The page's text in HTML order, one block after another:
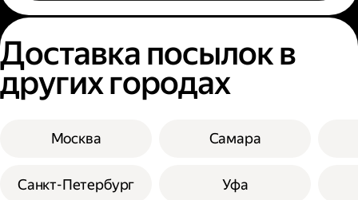
Доставка посылок в
других городах
Москва
Санкт-Петербург
Самара
Уфа